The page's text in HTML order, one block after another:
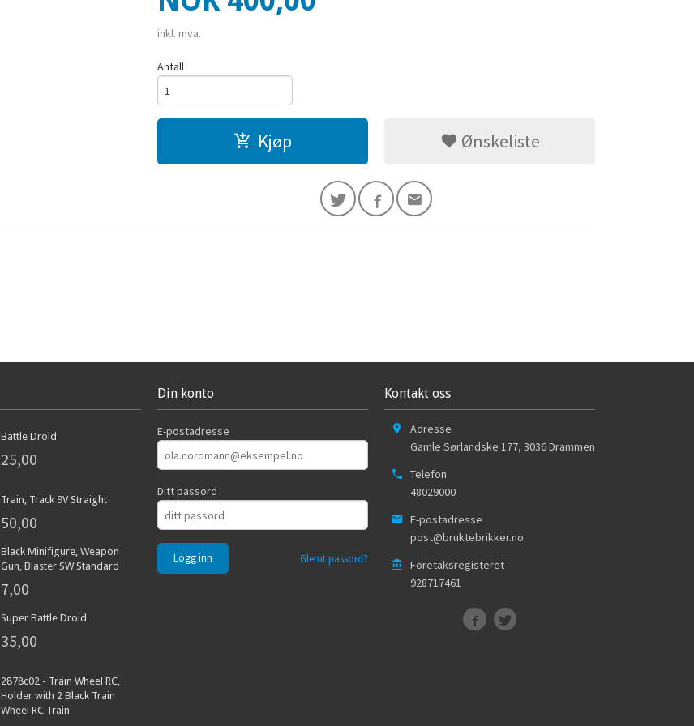
inkl. mva.
Antall
Kjøp Ønskeliste
Battle Droid
25,00
Train, Track 9V Straight
50,00
Black Minifigure, Weapon
Gun, Blaster SW Standard
7,00
Super Battle Droid
35,00
2878c02 - Train Wheel RC,
Holder with 2 Black Train
Wheel RC Train
Din konto
E-postadresse
Ditt passord
Glemt passord?
Kontakt oss
Adresse
Gamle Sørlandske 177, 3036Drammen
Telefon
48029000
E-postadresse
post@bruktebrikker.no
Foretaksregisteret
928717461